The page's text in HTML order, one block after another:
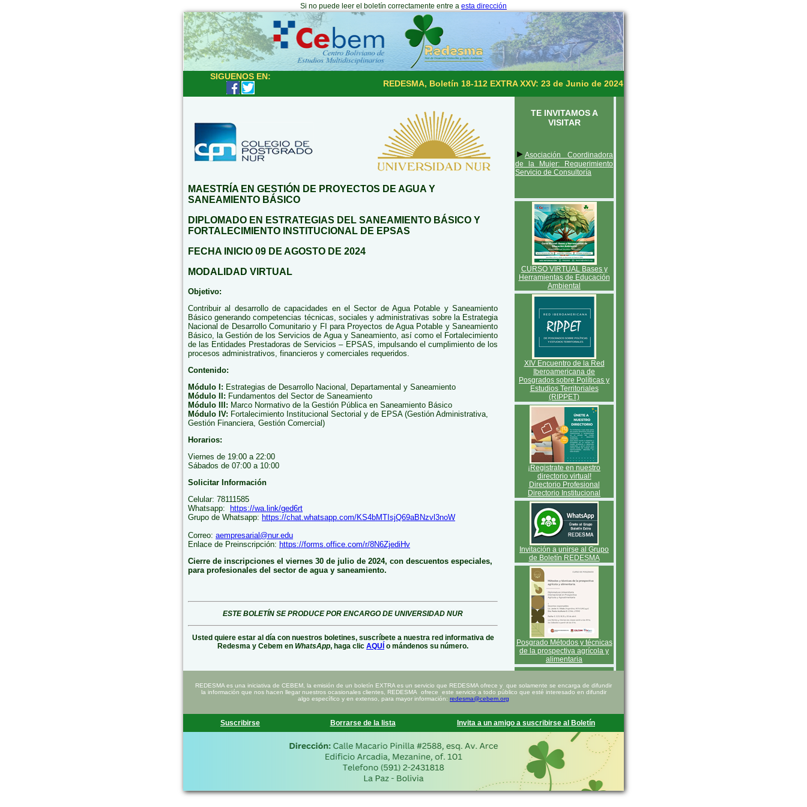
Si no puede leer el boletín correctamente entre a esta dirección
SIGUENOS EN:
REDESMA, Boletín 18-112 EXTRA XXV: 23 de Junio de 2024
MAESTRÍA EN GESTIÓN DE PROYECTOS DE AGUA Y
SANEAMIENTO BÁSICO
DIPLOMADO EN ESTRATEGIAS DEL SANEAMIENTO BÁSICO Y
FORTALECIMIENTO INSTITUCIONAL DE EPSAS
FECHA INICIO 09 DE AGOSTO DE 2024
MODALIDAD VIRTUAL
Objetivo:
Contribuir al desarrollo de capacidades en el Sector de Agua Potable y Saneamiento
Básico generando competencias técnicas, sociales y administrativas sobre la Estrategia
Nacional de Desarrollo Comunitario y FI para Proyectos de Agua Potable y Saneamiento
Básico, la Gestión de los Servicios de Agua y Saneamiento, así como el Fortalecimiento
de las Entidades Prestadoras de Servicios – EPSAS, impulsando el cumplimiento de los
procesos administrativos, financieros y comerciales requeridos.
Contenido:
Módulo I: Estrategias de Desarrollo Nacional, Departamental y Saneamiento
Módulo II: Fundamentos del Sector de Saneamiento
Módulo III: Marco Normativo de la Gestión Pública en Saneamiento Básico
Módulo IV: Fortalecimiento Institucional Sectorial y de EPSA (Gestión Administrativa,
Gestión Financiera, Gestión Comercial)
Horarios:
Viernes de 19:00 a 22:00
Sábados de 07:00 a 10:00
Solicitar Información
Celular: 78111585
Whatsapp:
https://wa.link/ged6rt
Grupo de Whatsapp: https://chat.whatsapp.com/KS4bMTIsjQ69aBNzvl3noW
Correo: aempresarial@nur.edu
Enlace de Preinscripción: https://forms.office.com/r/8N6ZjediHv
Cierre de inscripciones el viernes 30 de julio de 2024, con descuentos especiales,
para profesionales del sector de agua y saneamiento.
ESTE BOLETÍN SE PRODUCE POR ENCARGO DE UNIVERSIDAD NUR
Usted quiere estar al día con nuestros boletines, suscríbete a nuestra red informativa de
Redesma y Cebem en WhatsApp, haga clic AQUÍ o mándenos su número.
TE INVITAMOS A
VISITAR
► Asociación Coordinadora
de la Mujer: Requerimiento
Servicio de Consultoría
CURSO VIRTUAL Bases y
Herramientas de Educación
Ambiental
XIV Encuentro de la Red
Iberoamericana de
Posgrados sobre Políticas y
Estudios Territoriales
(RIPPET)
¡Registrate en nuestro
directorio virtual!
Directorio Profesional
Directorio Institucional
Invitación a unirse al Grupo
de Boletín REDESMA
Posgrado Métodos y técnicas
de la prospectiva agrícola y
alimentaria
REDESMA es una iniciativa de CEBEM, la emisión de un boletín EXTRA es un servicio que REDESMA ofrece y que solamente se encarga de difundir
la información que nos hacen llegar nuestros ocasionales clientes, REDESMA ofrece este servicio a todo público que esté interesado en difundir
algo específico y en extenso, para mayor información: redesma@cebem.org
Suscribirse Borrarse de la lista Invita a un amigo a suscribirse al Boletín